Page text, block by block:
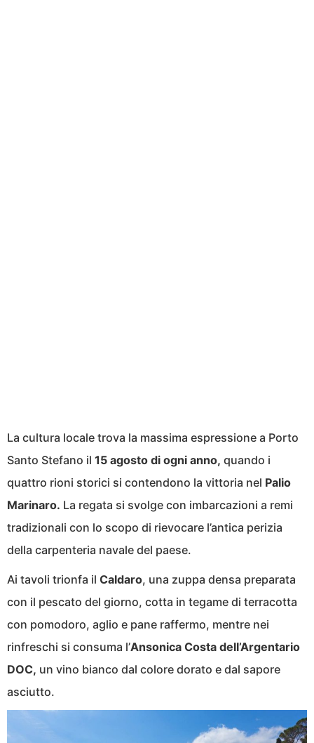
La cultura locale trova la massima espressione a Porto
Santo Stefano il 15 agosto di ogni anno, quando i
quattro rioni storici si contendono la vittoria nel Palio
Marinaro. La regata si svolge con imbarcazioni a remi
tradizionali con lo scopo di rievocare l’antica perizia
della carpenteria navale del paese.
Ai tavoli trionfa il Caldaro, una zuppa densa preparata
con il pescato del giorno, cotta in tegame di terracotta
con pomodoro, aglio e pane raffermo, mentre nei
rinfreschi si consuma l’Ansonica Costa dell’Argentario
DOC, un vino bianco dal colore dorato e dal sapore
asciutto.